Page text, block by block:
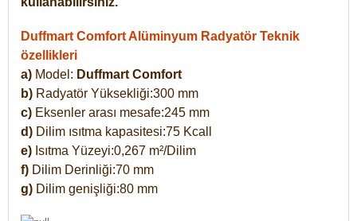
Duffmart Comfort Alüminyum Radyatör Teknik
özellikleri
a) Model: Duffmart Comfort
b) Radyatör Yüksekliği:300 mm
c) Eksenler arası mesafe:245 mm
d) Dilim ısıtma kapasitesi:75 Kcall
e) Isıtma Yüzeyi:0,267 m²/Dilim
f) Dilim Derinliği:70 mm
g) Dilim genişliği:80 mm